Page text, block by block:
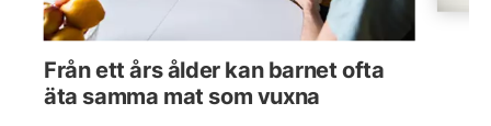
Från ett års ålder kan barnet ofta
äta samma mat som vuxna